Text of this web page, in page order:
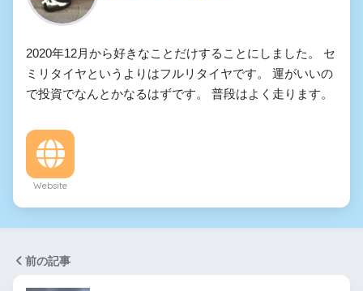
2020年12月から好きなことだけすることにしました。 セ
ミリタイヤというよりはフルリタイヤです。 運がいいの
で投資でなんとかなるはずです。 普段はよく走ります。
Website
前の記事